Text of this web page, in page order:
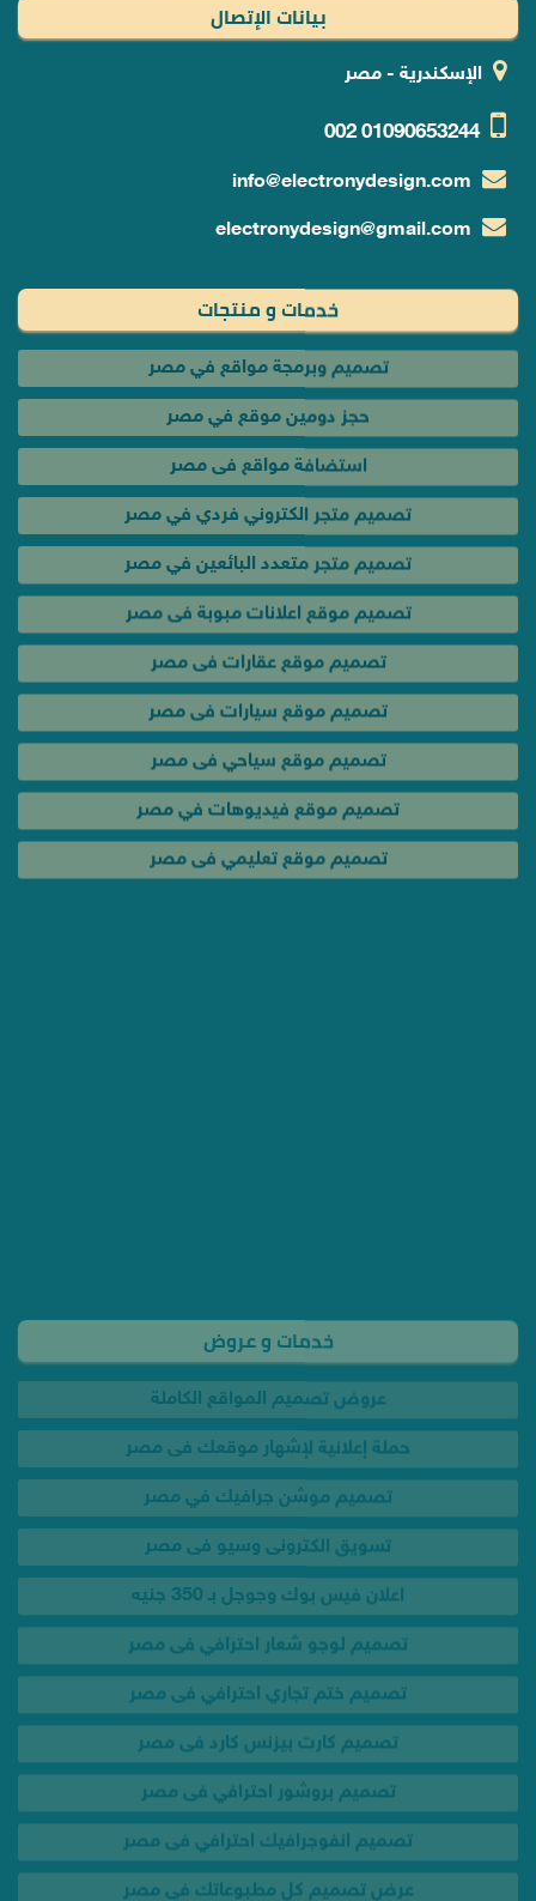
بيانات الإتصال
الإسكندرية - مصر
01090653244
002
info@electronydesign.com
electronydesign@gmail.com
خدمات و منتجات
تصميم وبرمجة مواقع في مصر
حجز دومين موقع في مصر
استضافة مواقع فى مصر
تصميم متجر الكتروني فردي في مصر
تصميم متجر متعدد البائعين في مصر
تصميم موقع اعلانات مبوبة فى مصر
تصميم موقع عقارات فى مصر
تصميم موقع سيارات فى مصر
تصميم موقع سياحي فى مصر
تصميم موقع فيديوهات في مصر
تصميم موقع تعليمي فى مصر
حملة إعلانية لإشهار موقعك فى مصر
تصميم موشن جرافيك في مصر
تسويق الكترونى وسيو فى مصر
اعلان فيس بوك وجوجل بـ 350 جنيه
تصميم لوجو شعار احترافي فى مصر
تصميم ختم تجاري احترافي فى مصر
تصميم كارت بيزنس كارد فى مصر
تصميم بروشور احترافي فى مصر
تصميم انفوجرافيك احترافي فى مصر
عرض تصميم كل مطبوعاتك فى مصر